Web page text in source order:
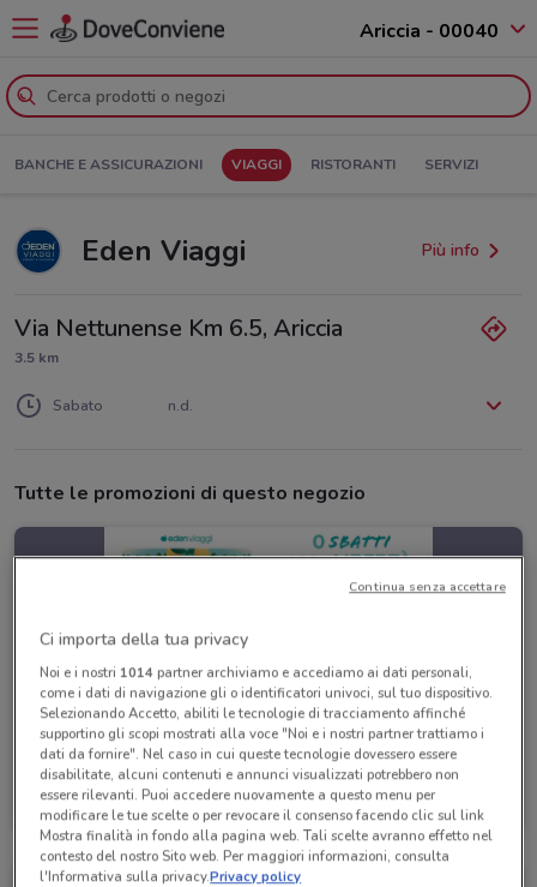
Ariccia - 00040
BANCHE E ASSICURAZIONI VIAGGI RISTORANTI SERVIZI
Eden Viaggi Più info
Via Nettunense Km 6.5, Ariccia
3.5 km
Sabato n.d.
Tutte le promozioni di questo negozio
Eden Viaggi
Scade il 30/04 407 m
Ci importa della tua privacy
Noi e i nostri 1014partner archiviamo e accediamo ai dati personali,
come i dati di navigazione gli o identificatori univoci, sul tuo dispositivo.
Selezionando Accetto, abiliti le tecnologie di tracciamento affinché
supportino gli scopi mostrati alla voce "Noi e i nostri partner trattiamo i
dati da fornire". Nel caso in cui queste tecnologie dovessero essere
disabilitate, alcuni contenuti e annunci visualizzati potrebbero non
essere rilevanti. Puoi accedere nuovamente a questo menu per
modificare le tue scelte o per revocare il consenso facendo clic sul link
Mostra finalità in fondo alla pagina web. Tali scelte avranno effetto nel
contesto del nostro Sito web. Per maggiori informazioni, consulta
l'Informativa sulla privacy.Privacy policy
Continua senza accettare